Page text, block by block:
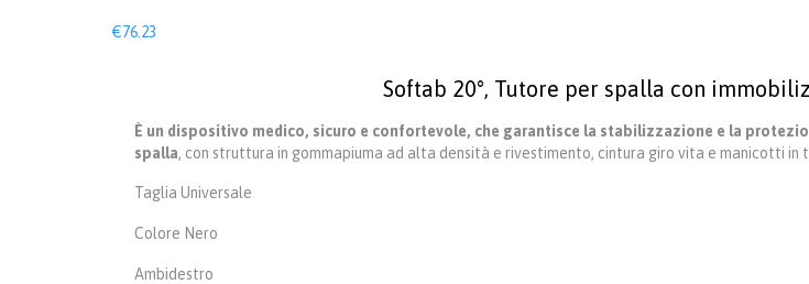
€76.23
Softab 20°, Tutore per spalla con
È un dispositivo medico, sicuro e confortevole, che garantisce la stabilizzazione e la
spalla, con struttura in gommapiuma ad alta densità e rivestimento, cintura giro vita e manicotti
Taglia Universale
Colore Nero
Ambidestro